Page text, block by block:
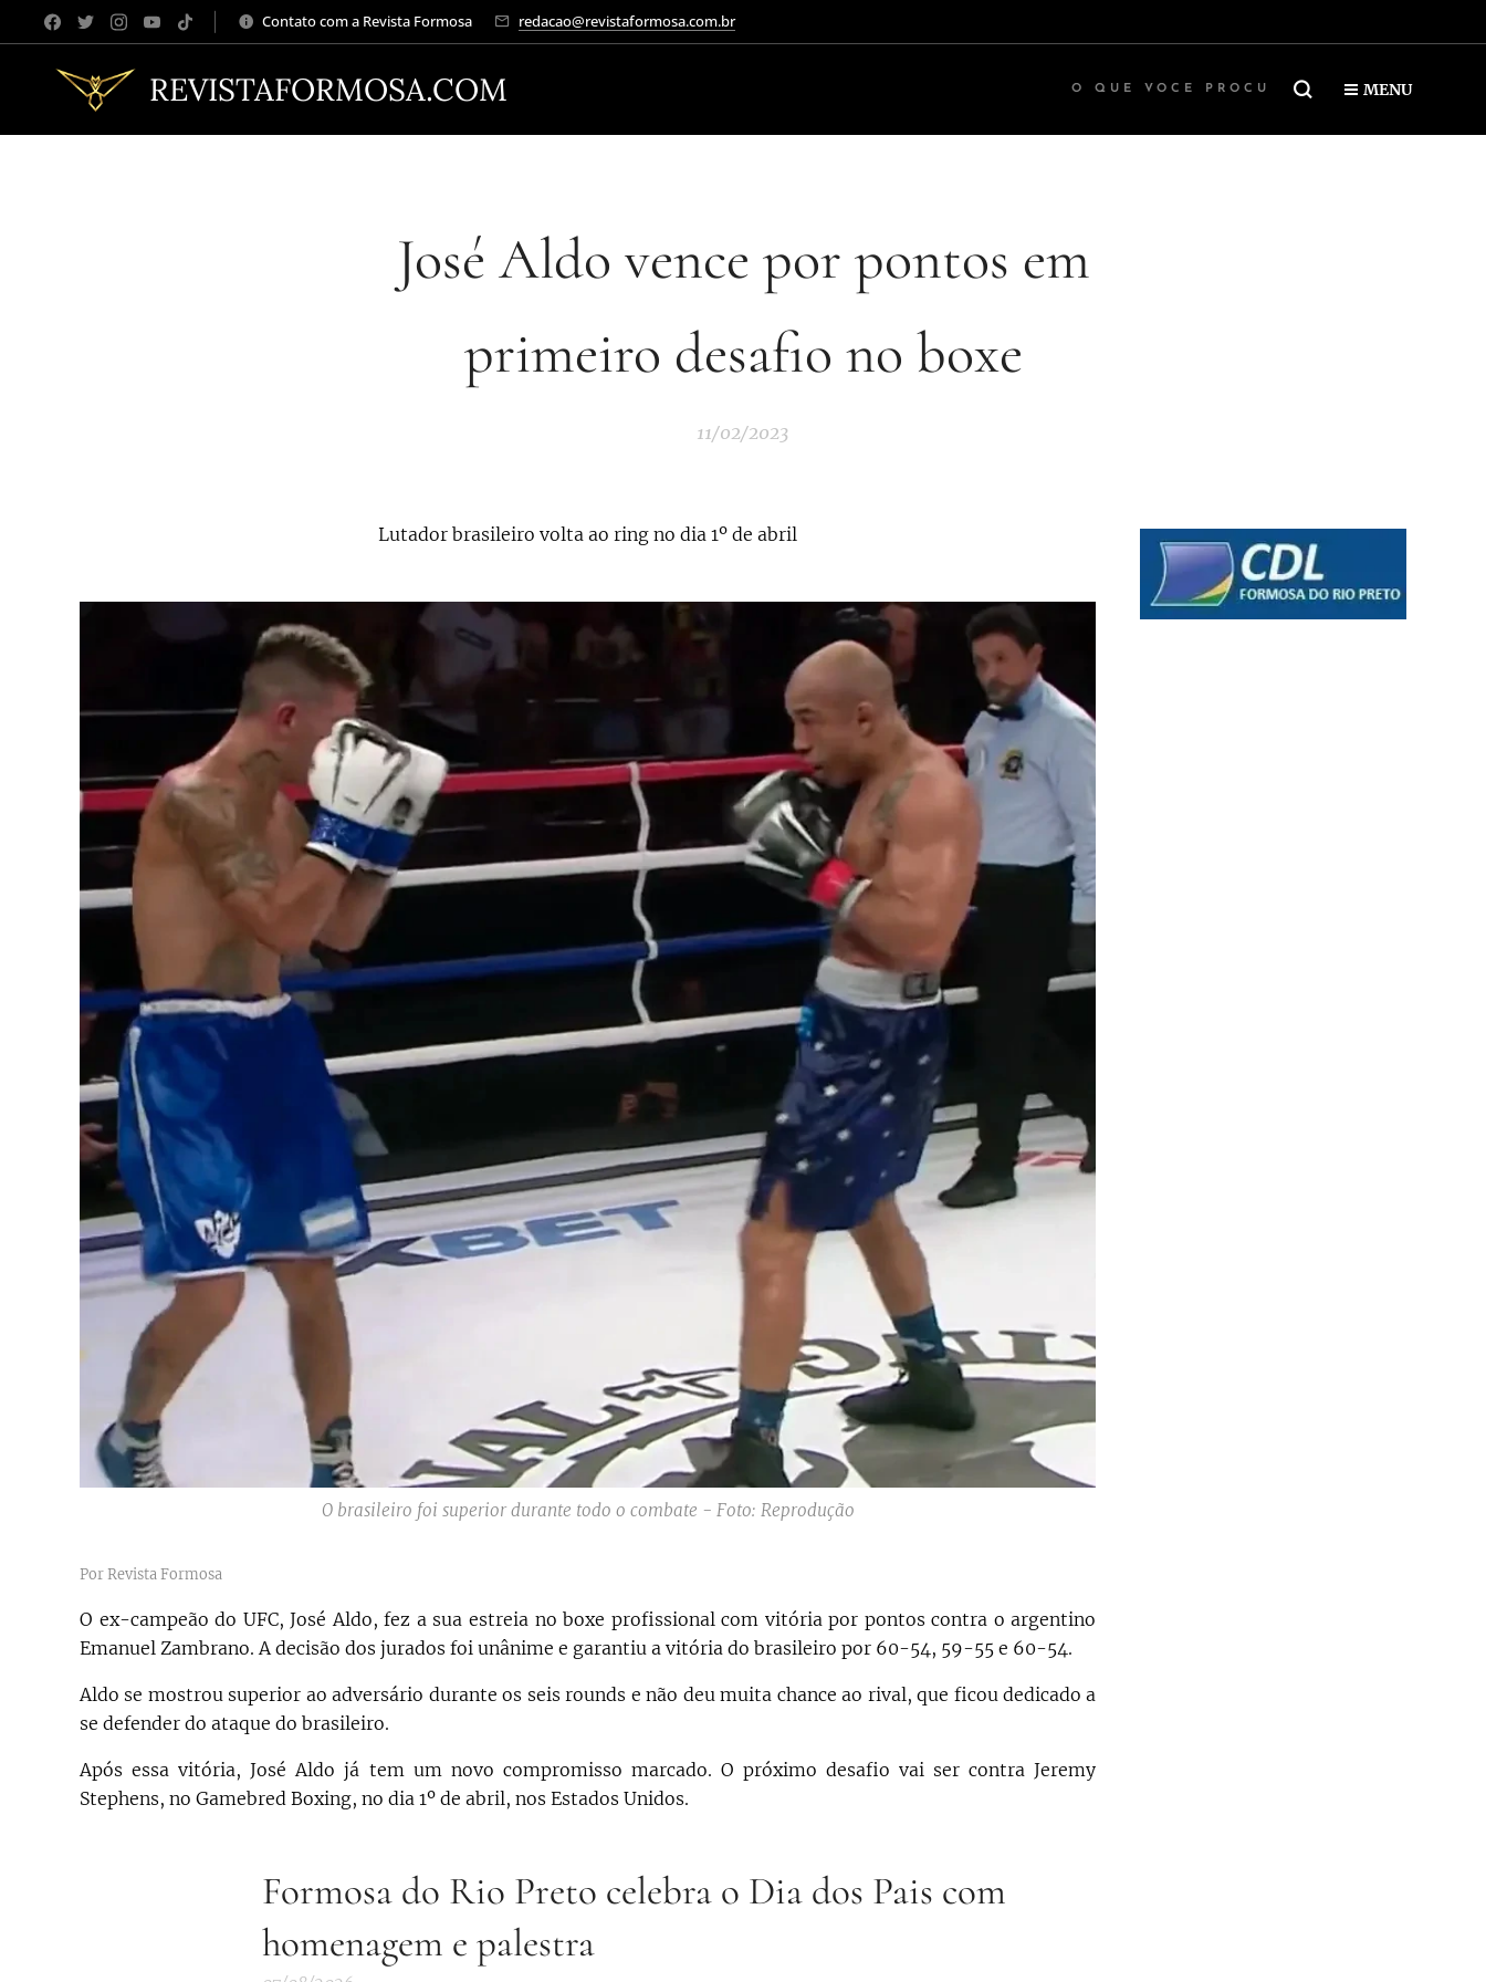
Contato com a Revista Formosa redacao@revistaformosa.com.br
REVISTAFORMOSA.COM MENU
José Aldo vence por pontos em
primeiro desafio no boxe
11/02/2023
Lutador brasileiro volta ao ring no dia 1º de abril
O brasileiro foi superior durante todo o combate - Foto: Reprodução
Por Revista Formosa
O ex-campeão do UFC, José Aldo, fez a sua estreia no boxe profissional com vitória por pontos contra o argentino
Emanuel Zambrano. A decisão dos jurados foi unânime e garantiu a vitória do brasileiro por 60-54, 59-55 e 60-54.
Aldo se mostrou superior ao adversário durante os seis rounds e não deu muita chance ao rival, que ficou dedicado a
se defender do ataque do brasileiro.
Após essa vitória, José Aldo já tem um novo compromisso marcado. O próximo desafio vai ser contra Jeremy
Stephens, no Gamebred Boxing, no dia 1º de abril, nos Estados Unidos.
Formosa do Rio Preto celebra o Dia dos Pais com
homenagem e palestra